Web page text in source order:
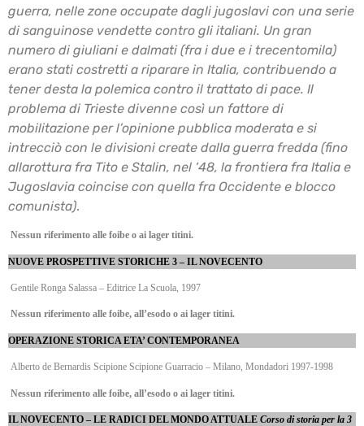
guerra, nelle zone occupate dagli jugoslavi con una serie
di sanguinose vendette contro gli italiani. Un gran
numero di giuliani e dalmati (fra i due e i trecentomila)
erano stati costretti a riparare in Italia, contribuendo a
tener desta la polemica contro il trattato di pace. Il
problema di Trieste divenne così un fattore di
mobilitazione per l’opinione pubblica moderata e si
intrecciò con le divisioni create dalla guerra fredda (fino
allarottura fra Tito e Stalin, nel ‘48, la frontiera fra Italia e
Jugoslavia coincise con quella fra Occidente e blocco
comunista).
Nessun riferimento alle foibe o ai lager titini.
NUOVE PROSPETTIVE STORICHE 3 – IL NOVECENTO
Gentile Ronga Salassa – Editrice La Scuola, 1997
Nessun riferimento alle foibe, all’esodo o ai lager titini.
OPERAZIONE STORICA ETA’ CONTEMPORANEA
Alberto de Bernardis Scipione Scipione Guarracio – Milano, Mondadori 1997-1998
Nessun riferimento alle foibe, all’esodo o ai lager titini.
IL NOVECENTO – LE RADICI DEL MONDO ATTUALE Corso di storia per la 3